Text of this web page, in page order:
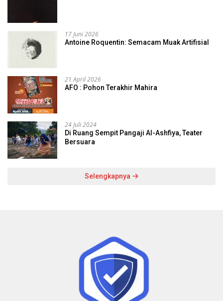
17 Juni 2026
Antoine Roquentin: Semacam Muak Artifisial
21 April 2026
AFO : Pohon Terakhir Mahira
24 Juli 2024
Di Ruang Sempit Pangaji Al-Ashfiya, Teater
Bersuara
Selengkapnya